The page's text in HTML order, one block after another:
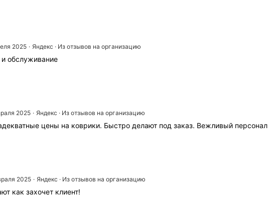
2025
Яндекс · Из отзывов на организацию
и обслуживание
2025
Яндекс · Из отзывов на организацию
цены на коврики. Быстро делают под заказ. Вежливый персонал
2025
Яндекс · Из отзывов на организацию
как захочет клиент!